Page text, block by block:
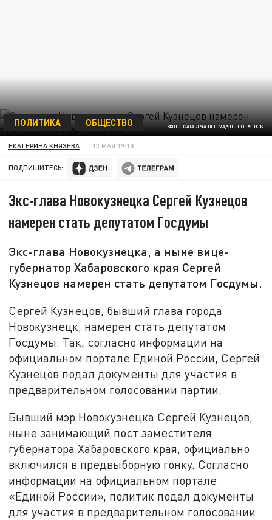
ФОТО: CATARINA BELOVA/SHUTTERSTOCK
ПОЛИТИКА ОБЩЕСТВО
ЕКАТЕРИНА КНЯЗЕВА 13 МАЯ 19:18
ПОДПИШИТЕСЬ:
Экс-глава Новокузнецка Сергей Кузнецов
намерен стать депутатом Госдумы
Экс-глава Новокузнецка, а ныне вице-
губернатор Хабаровского края Сергей
Кузнецов намерен стать депутатом Госдумы.
Сергей Кузнецов, бывший глава города
Новокузнецк, намерен стать депутатом
Госдумы. Так, согласно информации на
официальном портале Единой России, Сергей
Кузнецов подал документы для участия в
предварительном голосовании партии.
Бывший мэр Новокузнецка Сергей Кузнецов,
ныне занимающий пост заместителя
губернатора Хабаровского края, официально
включился в предвыборную гонку. Согласно
информации на официальном портале
«Единой России», политик подал документы
для участия в предварительном голосовании